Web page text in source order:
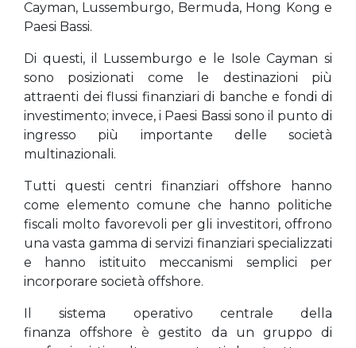
Cayman, Lussemburgo, Bermuda, Hong Kong e
Paesi Bassi.
Di questi, il Lussemburgo e le Isole Cayman si
sono posizionati come le destinazioni più
attraenti dei flussi finanziari di banche e fondi di
investimento; invece, i Paesi Bassi sono il punto di
ingresso più importante delle società
multinazionali.
Tutti questi centri finanziari offshore hanno
come elemento comune che hanno politiche
fiscali molto favorevoli per gli investitori, offrono
una vasta gamma di servizi finanziari specializzati
e hanno istituito meccanismi semplici per
incorporare società offshore.
Il sistema operativo centrale della
finanza offshore è gestito da un gruppo di